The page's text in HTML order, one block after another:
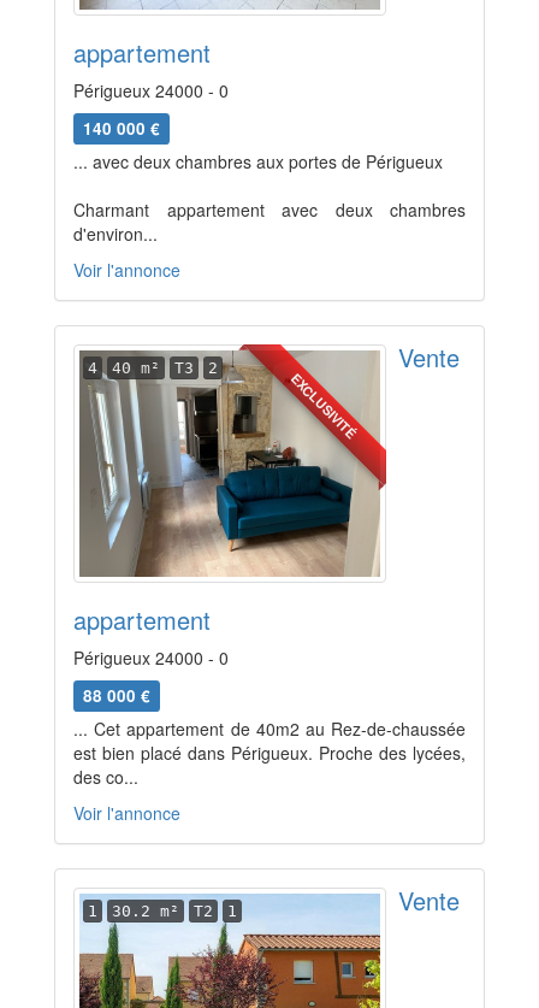
appartement
Périgueux 24000 - 0
140 000 €
... avec deux chambres aux portes de Périgueux
Charmant appartement avec deux chambres
d'environ...
Voir l'annonce
EXCLUSIVITÉ
4 40 m² T3 2 Vente
appartement
Périgueux 24000 - 0
88 000 €
... Cet appartement de 40m2 au Rez-de-chaussée
est bien placé dans Périgueux. Proche des lycées,
des co...
Voir l'annonce
1 30.2 m² T2 1 Vente